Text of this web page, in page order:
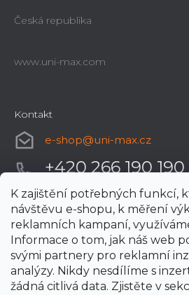
K zajištění potřebných funkcí,
návštěvu e-shopu, k měření
reklamních kampaní,
Informace o tom, jak náš web
svými partnery pro reklamní
analýzy. Nikdy nesdílíme s
žádná citlivá data. Zjistěte v
Česká republika
www.uni-max.com
Kontakt
e-shop@uni-max.cz
+420 266 190 190